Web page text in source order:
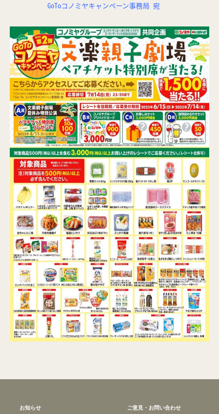
GoToコノミヤキャンペーン事務局 宛
お知らせ ご意見・お問い合わせ